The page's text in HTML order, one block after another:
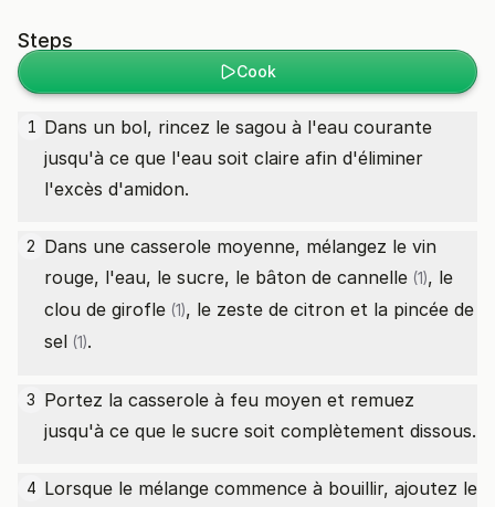
Steps
Cook
1 Dans un bol, rincez le sagou à l'eau courante
jusqu'à ce que l'eau soit claire afin d'éliminer
l'excès d'amidon.
2 Dans une casserole moyenne, mélangez le vin
rouge, l'eau, le sucre, le bâton de cannelle (1), le
clou de girofle (1), le zeste de citron et la pincée de
sel (1).
3 Portez la casserole à feu moyen et remuez
jusqu'à ce que le sucre soit complètement dissous.
4 Lorsque le mélange commence à bouillir, ajoutez le